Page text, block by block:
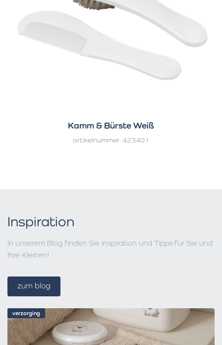
Kamm & Bürste Weiß
artikelnummer: 423401
verzorging
Inspiration
In unserem Blog finden Sie Inspiration und Tipps für Sie und
Ihre Kleinen!
zum blog